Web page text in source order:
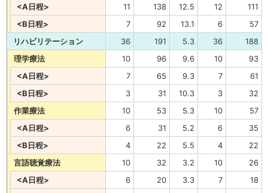
<A日程>
11 138 12.5 12
111
<B日程>
7 92 13.1 6
57
リハビリテーション
36 191 5.3 36
188
理学療法
10 96 9.6 10
93
<A日程>
7 65 9.3 7
61
<B日程>
3 31 10.3 3
32
作業療法
10 53 5.3 10
57
<A日程>
6 31 5.2 6
35
<B日程>
4 22 5.5 4
22
言語聴覚療法
10 32 3.2 10
26
<A日程>
6 20 3.3 7
18